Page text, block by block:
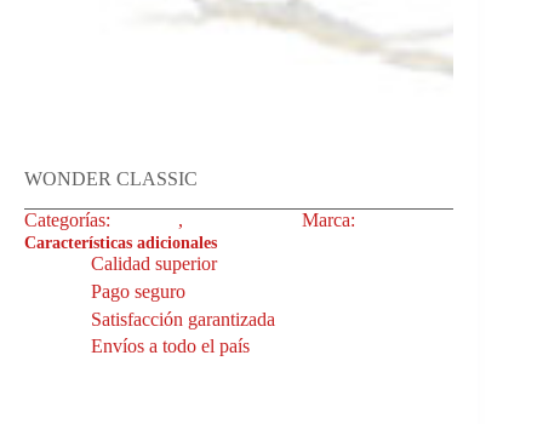
WONDER CLASSIC
Categorías:
, Marca:
Características adicionales
Calidad superior
Pago seguro
Satisfacción garantizada
Envíos a todo el país